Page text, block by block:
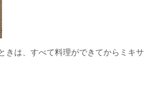
は、すべて料理ができてからミキサ